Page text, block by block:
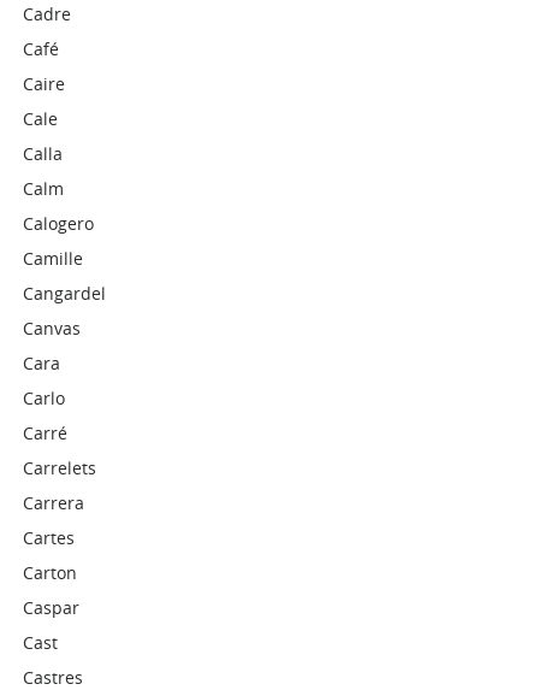
Cadre
Café
Caire
Cale
Calla
Calm
Calogero
Camille
Cangardel
Canvas
Cara
Carlo
Carré
Carrelets
Carrera
Cartes
Carton
Caspar
Cast
Castres